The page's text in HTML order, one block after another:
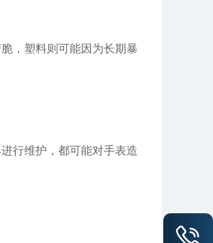
，塑料则可能因为长期暴
行维护，都可能对手表造